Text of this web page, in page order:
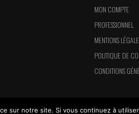
MON COMPTE
PROFESSIONNEL
MENTIONS
POLITIQUE DE
CONDITIONS
sur notre site. Si vous continuez à